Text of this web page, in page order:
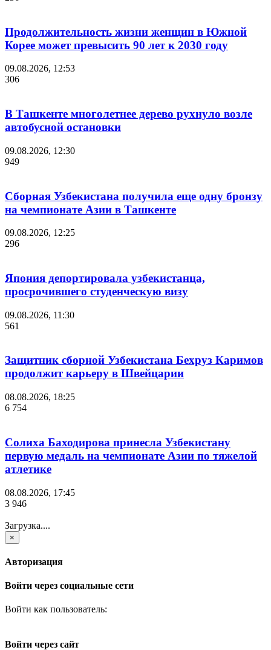
Продолжительность жизни женщин в Южной
Корее может превысить 90 лет к 2030 году
09.08.2026, 12:53
306
В Ташкенте многолетнее дерево рухнуло возле
автобусной остановки
09.08.2026, 12:30
949
Сборная Узбекистана получила еще одну бронзу
на чемпионате Азии в Ташкенте
09.08.2026, 12:25
296
Япония депортировала узбекистанца,
просрочившего студенческую визу
09.08.2026, 11:30
561
Защитник сборной Узбекистана Бехруз Каримов
продолжит карьеру в Швейцарии
08.08.2026, 18:25
6 754
Солиха Баходирова принесла Узбекистану
первую медаль на чемпионате Азии по тяжелой
атлетике
08.08.2026, 17:45
3 946
Загрузка....
×
Авторизация
Войти через социальные сети
Войти как пользователь:
Войти через сайт